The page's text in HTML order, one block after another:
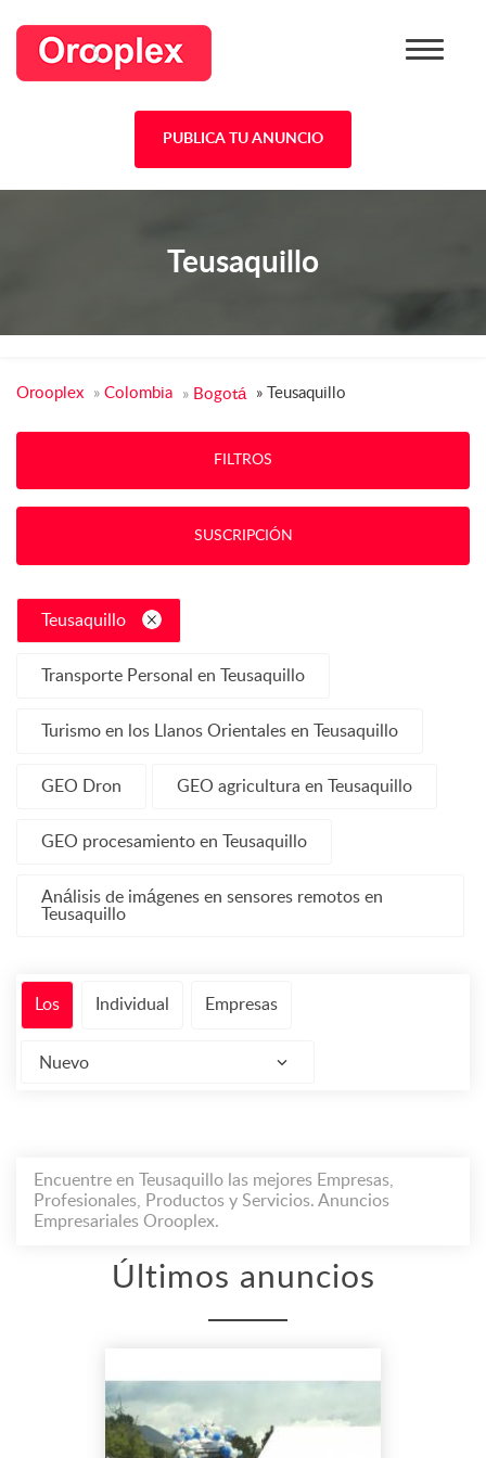
PUBLICA TU ANUNCIO
Teusaquillo
Orooplex » Colombia » Bogotá » Teusaquillo
FILTROS
SUSCRIPCIÓN
Teusaquillo
Transporte Personal en Teusaquillo
Turismo en los Llanos Orientales en Teusaquillo
GEO Dron GEO agricultura en Teusaquillo
GEO procesamiento en Teusaquillo
Análisis de imágenes en sensores remotos en
Teusaquillo
Los Individual Empresas
Nuevo
Encuentre en Teusaquillo las mejores Empresas,
Profesionales, Productos y Servicios. Anuncios
Empresariales Orooplex.
Últimos anuncios